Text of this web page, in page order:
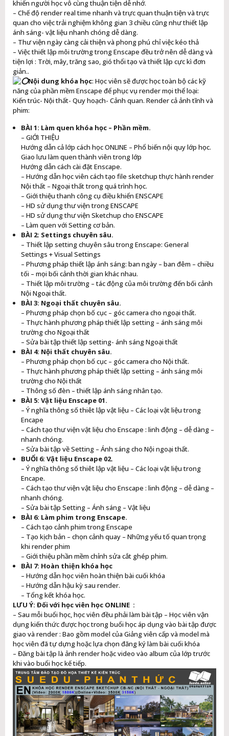
khiến người học vô cùng thuận tiện dễ nhớ.
– Chế độ render real time nhanh và trực quan thuận tiện và trực
quan cho việc trải nghiệm không gian 3 chiều cũng như thiết lập
ánh sáng- vật liệu nhanh chóng dễ dàng.
– Thư viện ngày càng cải thiện và phong phú chỉ việc kéo thả
– Việc thiết lập môi trường trong Enscape đều trở nên dễ dàng và
tiện lợi : Trời, mây, trăng sao, gió thổi tạo và thiết lập cực kì đơn
giản..
Nội dung khóa học: Học viên sẽ được học toàn bộ các kỹ
năng của phần mềm Enscape để phục vụ render mọi thể loại:
Kiến trúc- Nội thất- Quy hoạch- Cảnh quan. Render cả ảnh tĩnh và
phim:
BÀI 1: Làm quen khóa học – Phần mềm.
– GIỚI THIỆU
Hướng dẫn cả lớp cách học ONLINE – Phổ biến nội quy lớp học.
Giao lưu làm quen thành viên trong lớp
Hướng dẫn cách cài đặt Enscape.
– Hướng dẫn học viên cách tạo file sketchup thực hành render
Nội thất – Ngoại thất trong quá trình học.
– Giới thiệu thanh công cụ điều khiển ENSCAPE
– HD sử dụng thư viện trong ENSCAPE
– HD sử dụng thư viện Sketchup cho ENSCAPE
– Làm quen với Setting cơ bản.
BÀI 2: Settings chuyên sâu.
– Thiết lập setting chuyên sâu trong Enscape: General
Settings + Visual Settings
– Phương pháp thiết lập ánh sáng: ban ngày – ban đêm – chiều
tối – mọi bối cảnh thời gian khác nhau.
– Thiết lập môi trường – tác động của môi trường đến bối cảnh
Nội Ngoại thất.
BÀI 3: Ngoại thất chuyên sâu.
– Phương pháp chọn bố cục – góc camera cho ngoại thất.
– Thực hành phương pháp thiết lập setting – ánh sáng môi
trường cho Ngoại thất
– Sửa bài tập thiết lập setting- ánh sáng Ngoại thất
BÀI 4: Nội thất chuyên sâu.
– Phương pháp chọn bố cục – góc camera cho Nội thất.
– Thực hành phương pháp thiết lập setting – ánh sáng môi
trường cho Nội thất
– Thông số đèn – thiết lập ánh sáng nhân tạo.
BÀI 5: Vật liệu Enscape 01.
– Ý nghĩa thông số thiêt lập vật liệu – Các loại vật liệu trong
Encape
– Cách tạo thư viện vật liệu cho Enscape : linh động – dễ dàng –
nhanh chóng.
– Sửa bài tập về Setting – Ánh sáng cho Nội ngoại thất.
BUỔI 6: Vật liệu Enscape 02.
– Ý nghĩa thông số thiêt lập vật liệu – Các loại vật liệu trong
Encape.
– Cách tạo thư viện vật liệu cho Enscape : linh động – dễ dàng –
nhanh chóng.
– Sửa bài tập Setting – Ánh sáng – Vật liệu
BÀI 6: Làm phim trong Enscape.
– Cách tạo cảnh phim trong Enscape
– Tạo kịch bản – chọn cảnh quay – Những yếu tố quan trọng
khi render phim
– Giới thiệu phần mềm chỉnh sửa cắt ghép phim.
BÀI 7: Hoàn thiện khóa học
– Hướng dẫn học viên hoàn thiện bài cuối khóa
– Hướng dẫn hậu kỳ sau render.
– Tổng kết khóa học.
LƯU Ý: Đối với học viên học ONLINE :
– Sau mỗi buổi học, học viên đều phải làm bài tập – Học viên vận
dụng kiến thức được học trong buổi học áp dụng vào bài tập được
giao và render : Bao gồm model của Giảng viên cấp và model mà
học viên đã tự dựng hoặc lựa chọn đăng ký làm bài cuối khóa
– Đăng bài tập là ảnh render hoặc video vào album của lớp trước
khi vào buổi học kế tiếp.